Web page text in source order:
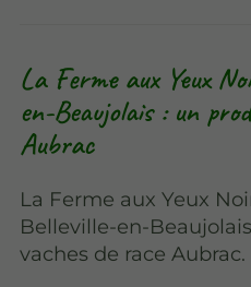
La Ferme aux Yeux
en-Beaujolais : un
Aubrac
La Ferme aux Yeux
Belleville-en-
vaches de race Aubrac.